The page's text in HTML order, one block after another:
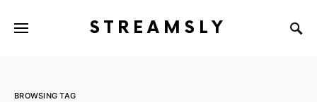
STREAMSLY
BROWSING TAG